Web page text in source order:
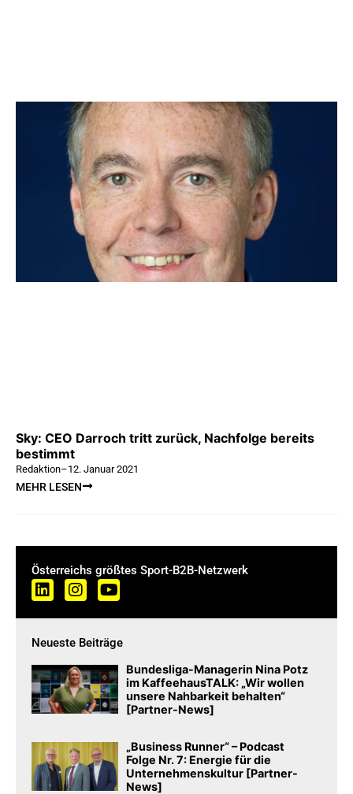
Sky: CEO Darroch tritt zurück, Nachfolge bereits
bestimmt
Redaktion–12. Januar 2021
MEHR LESEN
Österreichs größtes Sport-B2B-Netzwerk
Neueste Beiträge
Bundesliga-Managerin Nina Potz
im KaffeehausTALK: „Wir wollen
unsere Nahbarkeit behalten“
[Partner-News]
„Business Runner“ – Podcast
Folge Nr. 7: Energie für die
Unternehmenskultur [Partner-
News]